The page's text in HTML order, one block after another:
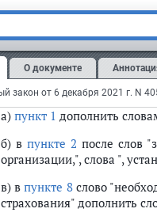
О документе
сфере обязательного
Пункт 8вступает в силус 1
8) вчасти 2 статьи 38:
а) пункт 1 дополнить
б) впункте 2 после слов
организации,", слова ",
в) впункте 8слово
страхования" дополнить